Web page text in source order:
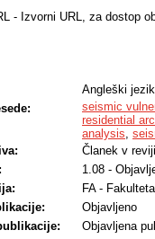
- Izvorni URL, za dostop
Angleški jezik
seismic
residential
analysis,
Članek v reviji
1.08 -
FA -
Objavljeno
Objavljena